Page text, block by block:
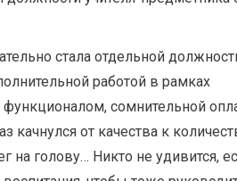
стала отдельной
работой в рамках
сомнительной
качнулся от качества к
на голову… Никто не удивится,